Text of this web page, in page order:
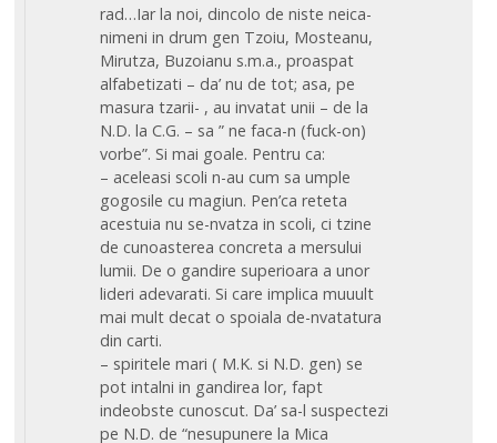
rad…Iar la noi, dincolo de niste neica-
nimeni in drum gen Tzoiu, Mosteanu,
Mirutza, Buzoianu s.m.a., proaspat
alfabetizati – da’ nu de tot; asa, pe
masura tzarii- , au invatat unii – de la
N.D. la C.G. – sa ” ne faca-n (fuck-on)
vorbe”. Si mai goale. Pentru ca:
– aceleasi scoli n-au cum sa umple
gogosile cu magiun. Pen’ca reteta
acestuia nu se-nvatza in scoli, ci tzine
de cunoasterea concreta a mersului
lumii. De o gandire superioara a unor
lideri adevarati. Si care implica muuult
mai mult decat o spoiala de-nvatatura
din carti.
– spiritele mari ( M.K. si N.D. gen) se
pot intalni in gandirea lor, fapt
indeobste cunoscut. Da’ sa-l suspectezi
pe N.D. de “nesupunere la Mica